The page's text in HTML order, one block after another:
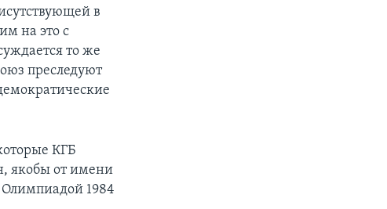
в
на это с
то же
преследуют
КГБ
якобы от имени
Олимпиадой 1984